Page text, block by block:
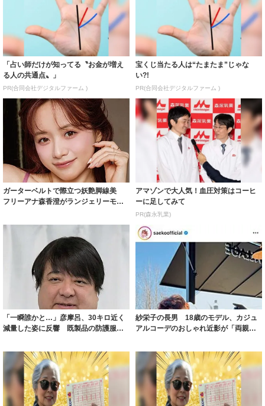
「占い師だけが知ってる〝お金が増え
る人の共通点〟」
PR(合同会社デジタルファーム )
宝くじ当たる人は“たまたま”じゃな
い?!
PR(合同会社デジタルファーム )
ガーターベルトで際立つ妖艶脚線美
フリーアナ森香澄がランジェリーモデ
アマゾンで大人気！血圧対策はコーヒ
ーに足してみて
PR(森永乳業)
「一瞬誰かと…」彦摩呂、30キロ近く
減量した姿に反響 既製品の防護服が
紗栄子の長男 18歳のモデル、カジュ
アルコーデのおしゃれ近影が「両親の